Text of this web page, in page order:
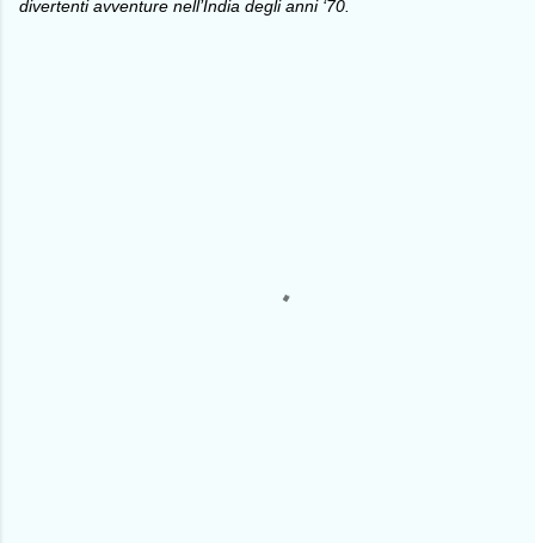
divertenti avventure nell’India degli anni ‘70.